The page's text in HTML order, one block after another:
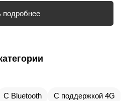
подробнее
С Bluetooth С поддержкой 4G